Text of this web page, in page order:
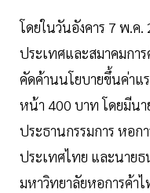
โดยในวันอังคาร 7 พ.ค
ประเทศและสมาคมการ
คัดค้านนโยบายขึ้นค่าแ
หน้า 400 บาท โดยมีน
ประธานกรรมการ หอก
ประเทศไทย และนาย
มหาวิทยาลัยหอการค้า